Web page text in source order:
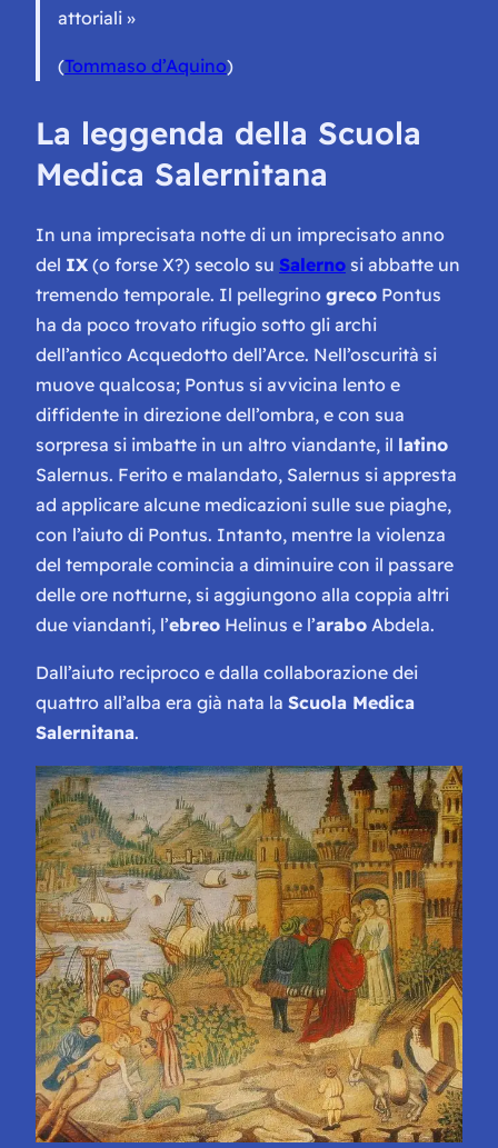
attoriali »
(Tommaso d’Aquino)
La leggenda della Scuola
Medica Salernitana
In una imprecisata notte di un imprecisato anno
del IX (o forse X?) secolo su Salerno si abbatte un
tremendo temporale. Il pellegrino greco Pontus
ha da poco trovato rifugio sotto gli archi
dell’antico Acquedotto dell’Arce. Nell’oscurità si
muove qualcosa; Pontus si avvicina lento e
diffidente in direzione dell’ombra, e con sua
sorpresa si imbatte in un altro viandante, il latino
Salernus. Ferito e malandato, Salernus si appresta
ad applicare alcune medicazioni sulle sue piaghe,
con l’aiuto di Pontus. Intanto, mentre la violenza
del temporale comincia a diminuire con il passare
delle ore notturne, si aggiungono alla coppia altri
due viandanti, l’ebreo Helinus e l’arabo Abdela.
Dall’aiuto reciproco e dalla collaborazione dei
quattro all’alba era già nata la Scuola Medica
Salernitana.